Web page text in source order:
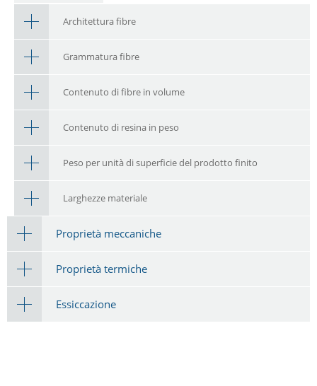
Architettura fibre
Grammatura fibre
Contenuto di fibre in volume
Contenuto di resina in peso
Peso per unità di superficie del prodotto finito
Larghezze materiale
Proprietà meccaniche
Proprietà termiche
Essiccazione